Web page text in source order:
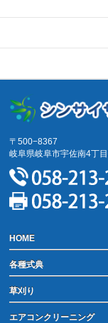
〒500−8367
岐阜県岐阜市宇佐南4丁
HOME
各種式典
草刈り
エアコンクリーニング